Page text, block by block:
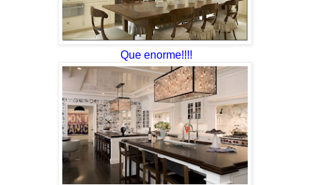
Que enorme!!!!